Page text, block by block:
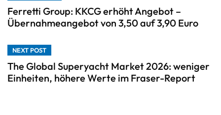
Ferretti Group: KKCG erhöht Angebot –
Übernahmeangebot von 3,50 auf 3,90 Euro
NEXT POST
The Global Superyacht Market 2026: weniger
Einheiten, höhere Werte im Fraser-Report